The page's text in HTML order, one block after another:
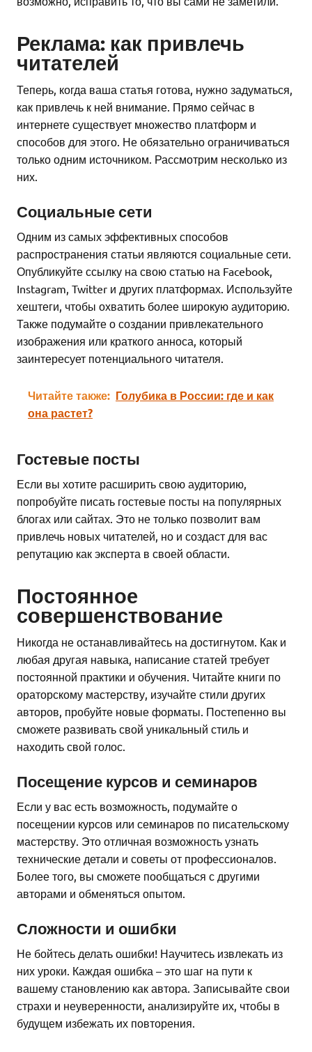
Реклама: как привлечь
читателей
Теперь, когда ваша статья готова, нужно задуматься,
как привлечь к ней внимание. Прямо сейчас в
интернете существует множество платформ и
способов для этого. Не обязательно ограничиваться
только одним источником. Рассмотрим несколько из
них.
Социальные сети
Одним из самых эффективных способов
распространения статьи являются социальные сети.
Опубликуйте ссылку на свою статью на Facebook,
Instagram, Twitter и других платформах. Используйте
хештеги, чтобы охватить более широкую аудиторию.
Также подумайте о создании привлекательного
изображения или краткого анноса, который
заинтересует потенциального читателя.
Читайте также: Голубика в России: где и как
она растет?
Гостевые посты
Если вы хотите расширить свою аудиторию,
попробуйте писать гостевые посты на популярных
блогах или сайтах. Это не только позволит вам
привлечь новых читателей, но и создаст для вас
репутацию как эксперта в своей области.
Постоянное
совершенствование
Никогда не останавливайтесь на достигнутом. Как и
любая другая навыка, написание статей требует
постоянной практики и обучения. Читайте книги по
ораторскому мастерству, изучайте стили других
авторов, пробуйте новые форматы. Постепенно вы
сможете развивать свой уникальный стиль и
находить свой голос.
Посещение курсов и семинаров
Если у вас есть возможность, подумайте о
посещении курсов или семинаров по писательскому
мастерству. Это отличная возможность узнать
технические детали и советы от профессионалов.
Более того, вы сможете пообщаться с другими
авторами и обменяться опытом.
Сложности и ошибки
Не бойтесь делать ошибки! Научитесь извлекать из
них уроки. Каждая ошибка – это шаг на пути к
вашему становлению как автора. Записывайте свои
страхи и неуверенности, анализируйте их, чтобы в
будущем избежать их повторения.